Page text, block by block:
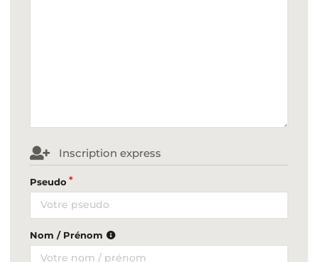
Inscription express
Pseudo
Nom / Prénom